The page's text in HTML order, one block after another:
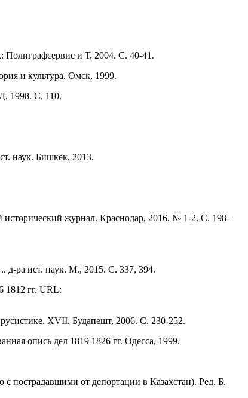
и Т, 2004. С. 40-41.
и культура. Омск, 1999.
1998. С. 110.
наук. Бишкек, 2013.
журнал. Краснодар, 2016. № 1-2. С. 198-
д-ра ист. наук. М., 2015. С. 337, 394.
1812 гг. URL:
XVII. Будапешт, 2006. С. 230-252.
опись дел 1819 1826 гг. Одесса, 1999.
пострадавшими от депортации в Казахстан). Ред. Б.